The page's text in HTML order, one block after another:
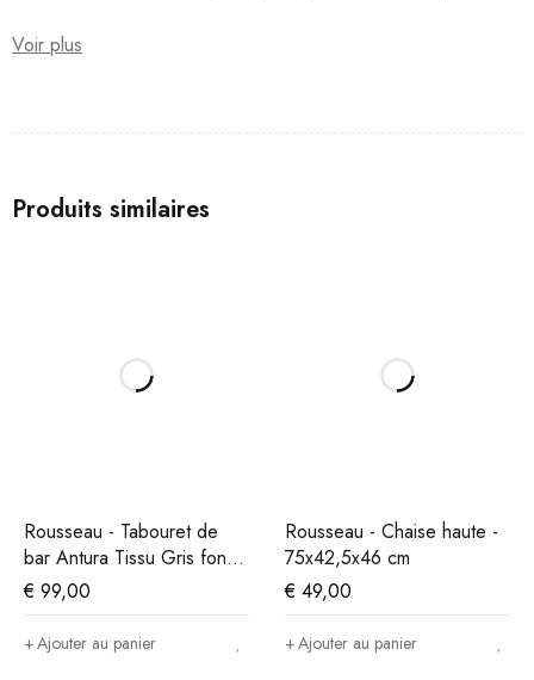
Voir plus
Produits similaires
Rousseau - Tabouret de
bar Antura Tissu Gris foncé
- 97x46x53 cm
€ 99,00
Ajouter au panier
Rousseau - Chaise haute -
75x42,5x46 cm
€ 49,00
Ajouter au panier